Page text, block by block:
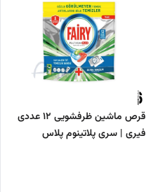
قرص ماشین ظرفشویی 12 عددی
فیری | سری پلاتینوم پلاس